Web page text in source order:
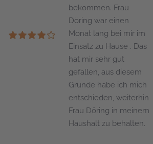
bekommen. Frau
Döring war einen
Monat lang bei mir im
Einsatz zu Hause . Das
hat mir sehr gut
gefallen, aus diesem
Grunde habe ich mich
entschieden, weiterhin
Frau Döring in meinem
Haushalt zu behalten.